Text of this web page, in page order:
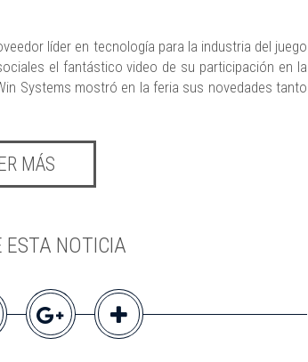
líder en tecnología para la industria del juego
el fantástico video de su participación en la
Systems mostró en la feria sus novedades tanto
MÁS
ESTA NOTICIA